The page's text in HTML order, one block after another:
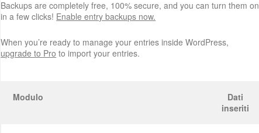
Backups are completely free, 100% secure, and you can turn them on
in a few clicks! Enable entry backups now.
When you’re ready to manage your entries inside WordPress,
upgrade to Pro to import your entries.
Modulo
Dati
inseriti